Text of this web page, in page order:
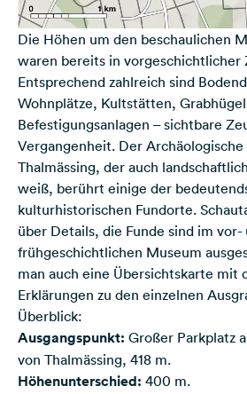
Die Höhen um den beschaulichen
waren bereits in vorgeschichtlicher
Entsprechend zahlreich sind
Wohnplätze, Kultstätten,
Befestigungsanlagen – sichtbare
Vergangenheit. Der
Thalmässing, der auch
weiß, berührt einige der
kulturhistorischen Fundorte.
über Details, die Funde sind im vor-
frühgeschichtlichen Museum
man auch eine Übersichtskarte mit
Erklärungen zu den einzelnen
Überblick:
Ausgangspunkt: Großer Parkplatz
von Thalmässing, 418 m.
Höhenunterschied: 400 m.